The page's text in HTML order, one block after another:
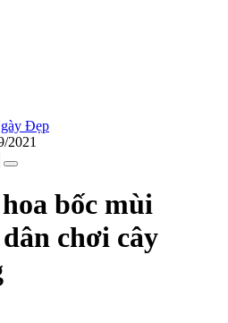
Đẹp
2021
bốc mùi
chơi cây